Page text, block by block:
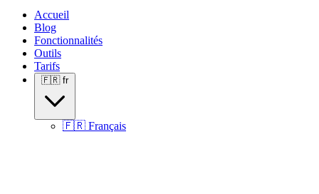
Accueil
Blog
Fonctionnalités
Outils
Tarifs
🇫🇷 fr
🇫🇷 Français